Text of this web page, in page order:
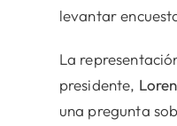
levantar
La
presidente,
una pregunta